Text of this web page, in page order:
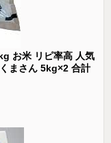
お米 リピ率高 人気
まさん 5kg×2 合計